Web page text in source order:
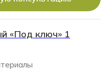
«Под ключ» 1